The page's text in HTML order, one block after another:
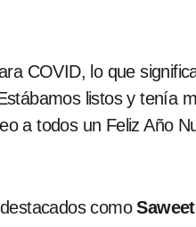
COVID, lo que
listos y tenía
a todos un Feliz Año
como